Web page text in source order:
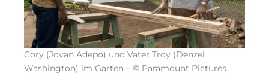
Cory (Jovan Adepo) und Vater Troy (Denzel
Washington) im Garten – © Paramount Pictures